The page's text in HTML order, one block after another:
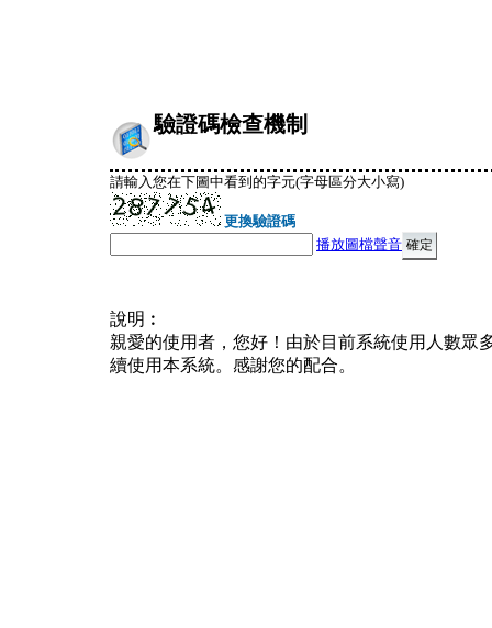
驗證碼檢查機制
請輸入您在下圖中看到的字元(字母區分大小寫)
更換驗證碼
播放圖檔聲音
說明︰
親愛的使用者，您好！由於目前系統使用人數眾
續使用本系統。感謝您的配合。